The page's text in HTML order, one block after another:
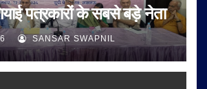
पत्रकारों के सबसे बड़े नेता
SANSAR SWAPNIL